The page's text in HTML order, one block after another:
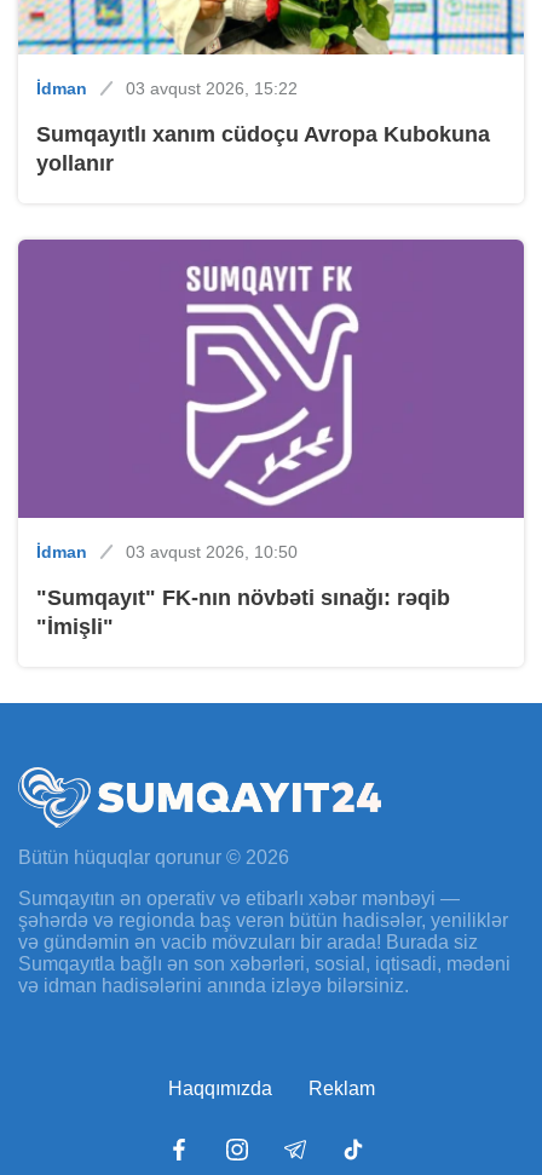
İdman 03 avqust 2026, 15:22
Sumqayıtlı xanım cüdoçu Avropa Kubokuna
yollanır
İdman 03 avqust 2026, 10:50
"Sumqayıt" FK-nın növbəti sınağı: rəqib
"İmişli"
Bütün hüquqlar qorunur © 2026
Sumqayıtın ən operativ və etibarlı xəbər mənbəyi —
şəhərdə və regionda baş verən bütün hadisələr, yeniliklər
və gündəmin ən vacib mövzuları bir arada! Burada siz
Sumqayıtla bağlı ən son xəbərləri, sosial, iqtisadi, mədəni
və idman hadisələrini anında izləyə bilərsiniz.
Haqqımızda Reklam